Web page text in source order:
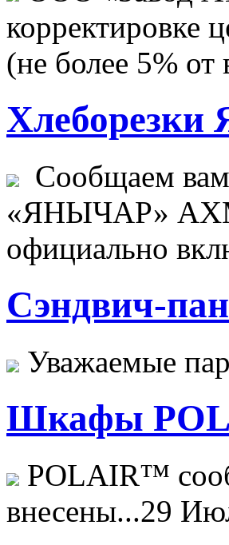
корректировке
(не более 5% от
Хлеборезки
Сообщаем
«ЯНЫЧАР»
официально
Сэндвич-
Уважаемые
Шкафы
POLAIR™
внесены...29